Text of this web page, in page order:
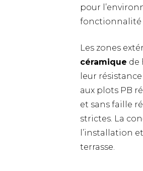
pour
fonctionnalité
Les zones
céramique de
leur
aux plots PB
et sans faille
strictes. La
l’installation
terrasse.